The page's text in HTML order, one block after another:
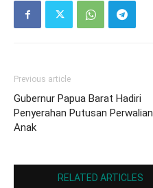
Previous article
Gubernur Papua Barat Hadiri
Penyerahan Putusan Perwalian
Anak
RELATED ARTICLES